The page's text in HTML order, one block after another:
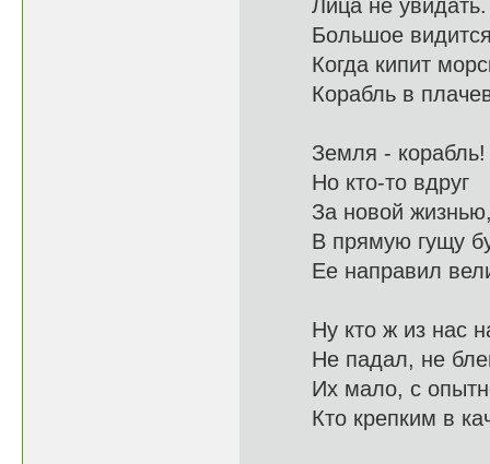
Лица не
Большое
Когда
Корабль в
Земля - корабль!
Но
За новой
В прямую
Ее
Ну кто ж из
Не падал, не
Их мало, с
Кто крепким